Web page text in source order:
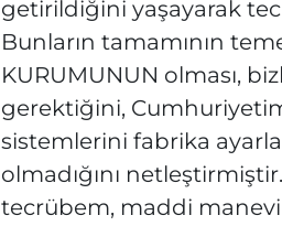
getirildiğini yaşayarak
Bunların tamamının
KURUMUNUN olması,
gerektiğini,
sistemlerini fabrika
olmadığını
tecrübem, maddi